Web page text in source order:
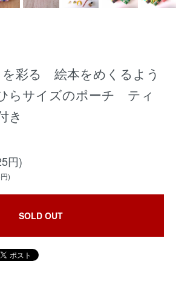
を彩る 絵本をめくるよう
らサイズのポーチ ティ
き
円)
)
SOLD OUT